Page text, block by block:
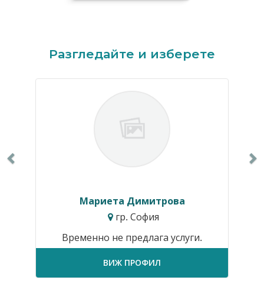
Разгледайте и изберете
Мариета Димитрова
гр. София
Временно не предлага услуги.
ВИЖ ПРОФИЛ